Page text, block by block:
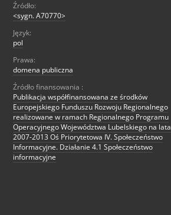
Źródło:
<sygn. A70770>
Język:
pol
Prawa:
domena publiczna
Źródło finansowania :
Publikacja współfinansowana ze środków
Europejskiego Funduszu Rozwoju Regionalnego
realizowane w ramach Regionalnego Programu
Operacyjnego Województwa Lubelskiego na lata
2007-2013 Oś Priorytetowa IV. Społeczeństwo
Informacyjne. Działanie 4.1 Społeczeństwo
informacyjne